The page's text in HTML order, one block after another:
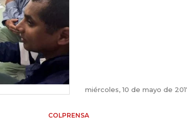
miércoles, 10 de mayo de
COLPRENSA